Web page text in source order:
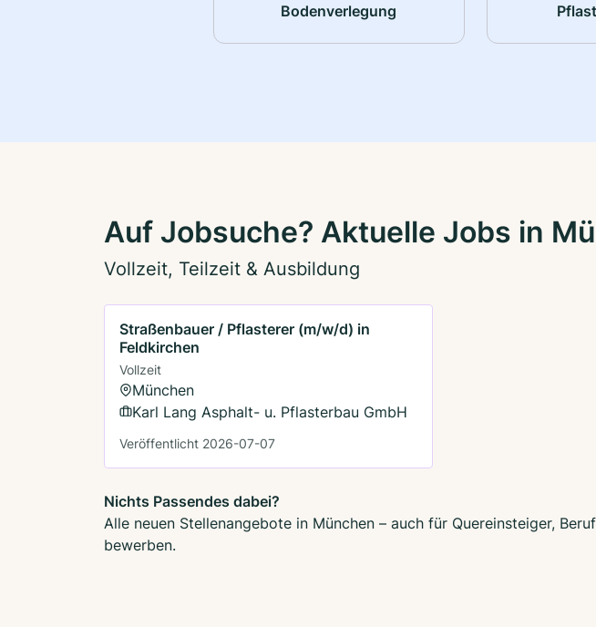
Bodenverlegung
Auf Jobsuche? Aktuelle Jobs in
Vollzeit, Teilzeit & Ausbildung
Straßenbauer / Pflasterer (m/w/d) in
Feldkirchen
Vollzeit
München
Karl Lang Asphalt- u. Pflasterbau GmbH
Veröffentlicht 2026-07-07
Nichts Passendes dabei?
Alle neuen Stellenangebote in München – auch für Quereinsteiger,
bewerben.